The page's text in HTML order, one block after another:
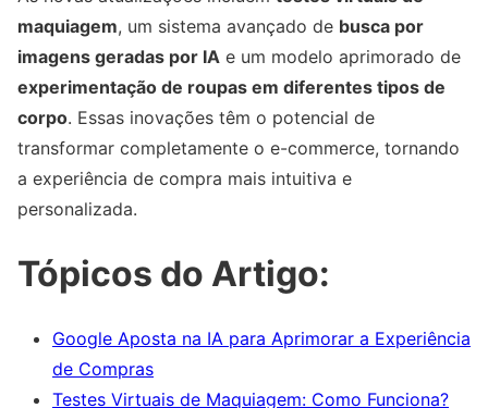
maquiagem, um sistema avançado de busca por
imagens geradas por IA e um modelo aprimorado de
experimentação de roupas em diferentes tipos de
corpo. Essas inovações têm o potencial de
transformar completamente o e-commerce, tornando
a experiência de compra mais intuitiva e
personalizada.
Tópicos do Artigo:
Google Aposta na IA para Aprimorar a Experiência
de Compras
Testes Virtuais de Maquiagem: Como Funciona?